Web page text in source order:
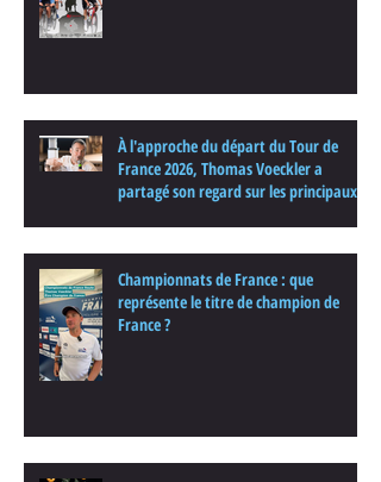
À l'approche du départ du Tour de
France 2026, Thomas Voeckler a
partagé son regard sur les principaux
Championnats de France : que
représente le titre de champion de
France ?